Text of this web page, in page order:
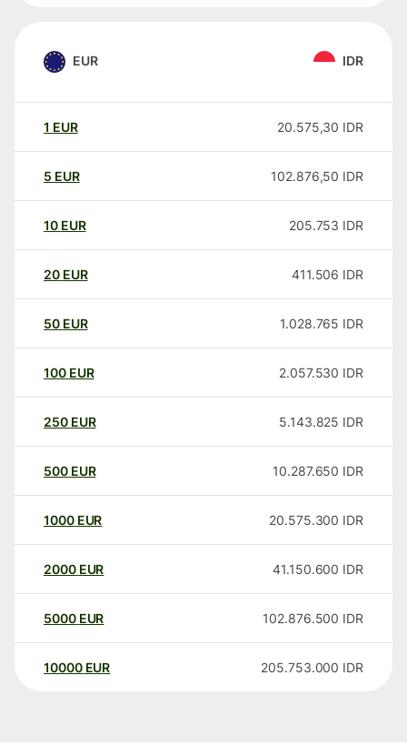
EUR IDR
1 EUR 20.575,30 IDR
5 EUR 102.876,50 IDR
10 EUR 205.753 IDR
20 EUR 411.506 IDR
50 EUR 1.028.765 IDR
100 EUR 2.057.530 IDR
250 EUR 5.143.825 IDR
500 EUR 10.287.650 IDR
1000 EUR 20.575.300 IDR
2000 EUR 41.150.600 IDR
5000 EUR 102.876.500 IDR
10000 EUR 205.753.000 IDR